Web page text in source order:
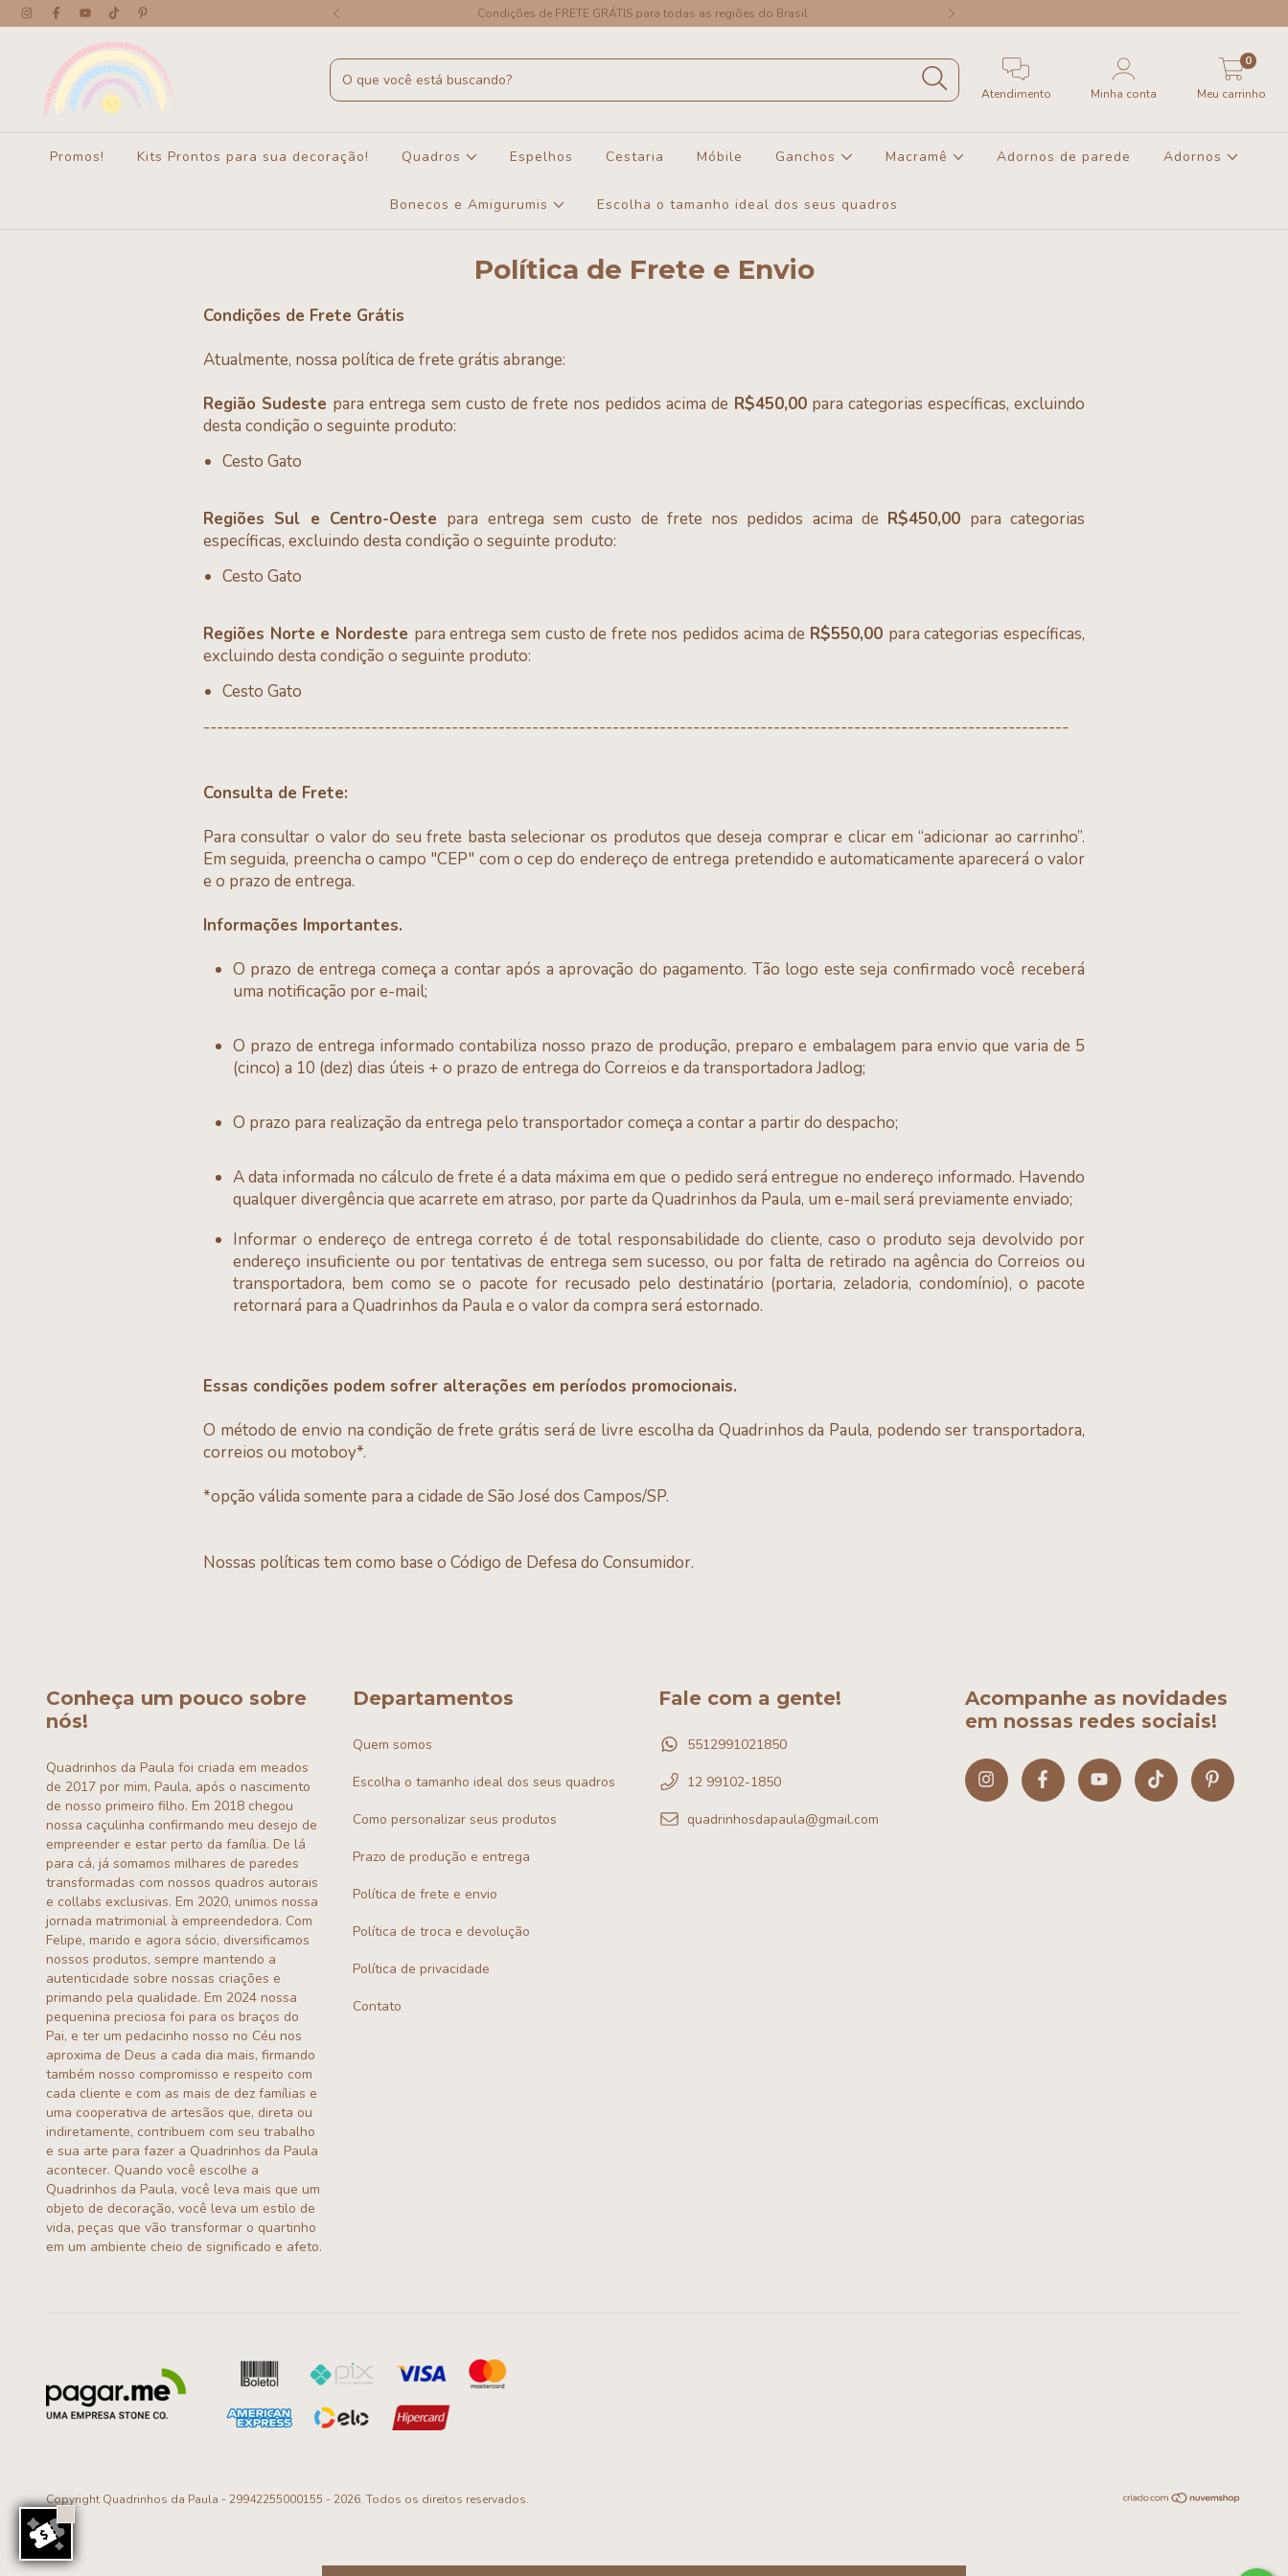
partir de R$450 - exceto Cesto Gato Condições de FRETE GRÁTIS para todas as regiões do Brasil.
Atendimento Minha conta Meu carrinho
0
Promos! Kits Prontos para sua decoração! Quadros Espelhos Cestaria Móbile Ganchos Macramê Adornos de parede Adornos
Bonecos e Amigurumis Escolha o tamanho ideal dos seus quadros
Política de Frete e Envio
Condições de Frete Grátis
Atualmente, nossa política de frete grátis abrange:
Região Sudeste para entrega sem custo de frete nos pedidos acima de R$450,00para categorias específicas, excluindo
desta condição o seguinte produto:
Cesto Gato
Regiões Sul e Centro-Oeste para entrega sem custo de frete nos pedidos acima de R$450,00 para categorias
específicas, excluindo desta condição o seguinte produto:
Cesto Gato
Regiões Norte e Nordeste para entrega sem custo de frete nos pedidos acima de R$550,00 para categorias específicas,
excluindo desta condição o seguinte produto:
Cesto Gato
---------------------------------------------------------------------------------------------------------------------------------
Consulta de Frete:
Para consultar o valor do seu frete basta selecionar os produtos que deseja comprar e clicar em “adicionar ao carrinho”.
Em seguida, preencha o campo "CEP" com o cep do endereço de entrega pretendido e automaticamente aparecerá o valor
e o prazo de entrega.
Informações Importantes.
O prazo de entrega começa a contar após a aprovação do pagamento. Tão logo este seja confirmado você receberá
uma notificação por e-mail;
O prazo de entrega informado contabiliza nosso prazo de produção, preparo e embalagem para envio que varia de 5
(cinco) a 10 (dez) dias úteis + o prazo de entrega do Correios e da transportadora Jadlog;
O prazo para realização da entrega pelo transportador começa a contar a partir do despacho;
A data informada no cálculo de frete é a data máxima em que o pedido será entregue no endereço informado. Havendo
qualquer divergência que acarrete em atraso, por parte da Quadrinhos da Paula, um e-mail será previamente enviado;
Informar o endereço de entrega correto é de total responsabilidade do cliente, caso o produto seja devolvido por
endereço insuficiente ou por tentativas de entrega sem sucesso, ou por falta de retirado na agência do Correios ou
transportadora, bem como se o pacote for recusado pelo destinatário (portaria, zeladoria, condomínio), o pacote
retornará para a Quadrinhos da Paula e o valor da compra será estornado.
Essas condições podem sofrer alterações em períodos promocionais.
O método de envio na condição de frete grátis será de livre escolha da Quadrinhos da Paula, podendo ser transportadora,
correios ou motoboy*.
*opção válida somente para a cidade de São José dos Campos/SP.
Nossas políticas tem como base o Código de Defesa do Consumidor.
Conheça um pouco sobre
nós!
Quadrinhos da Paula foi criada em meados
de 2017 por mim, Paula, após o nascimento
de nosso primeiro filho. Em 2018 chegou
nossa caçulinha confirmando meu desejo de
empreender e estar perto da família. De lá
para cá, já somamos milhares de paredes
transformadas com nossos quadros autorais
e collabs exclusivas. Em 2020, unimos nossa
jornada matrimonial à empreendedora. Com
Felipe, marido e agora sócio, diversificamos
nossos produtos, sempre mantendo a
autenticidade sobre nossas criações e
primando pela qualidade. Em 2024 nossa
pequenina preciosa foi para os braços do
Pai, e ter um pedacinho nosso no Céu nos
aproxima de Deus a cada dia mais, firmando
também nosso compromisso e respeito com
cada cliente e com as mais de dez famílias e
uma cooperativa de artesãos que, direta ou
indiretamente, contribuem com seu trabalho
e sua arte para fazer a Quadrinhos da Paula
acontecer. Quando você escolhe a
Quadrinhos da Paula, você leva mais que um
objeto de decoração, você leva um estilo de
vida, peças que vão transformar o quartinho
em um ambiente cheio de significado e afeto.
Departamentos
Quem somos
Escolha o tamanho ideal dos seus quadros
Como personalizar seus produtos
Prazo de produção e entrega
Política de frete e envio
Política de troca e devolução
Política de privacidade
Contato
Fale com a gente!
5512991021850
12 99102-1850
quadrinhosdapaula@gmail.com
Acompanhe as novidades
em nossas redes sociais!
Copyright Quadrinhos da Paula - 29942255000155 - 2026. Todos os direitos reservados.